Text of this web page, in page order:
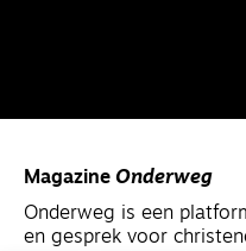
Magazine Onderweg
Onderweg is een
en gesprek voor